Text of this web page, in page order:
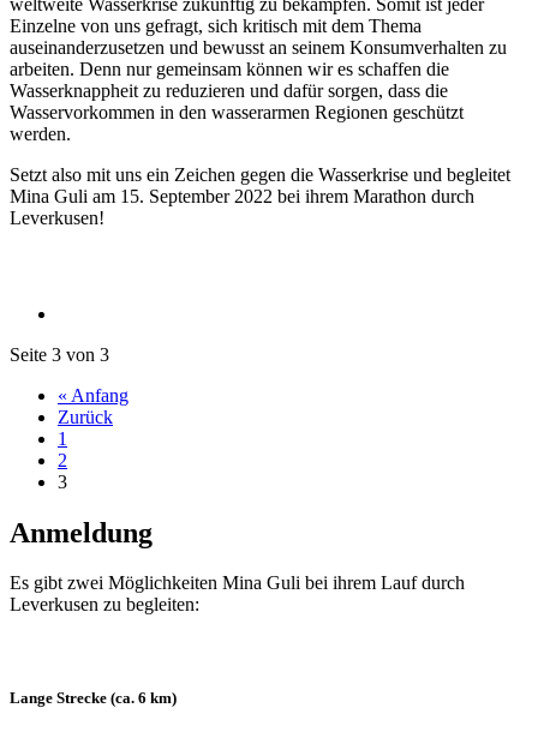
Einzelne von uns gefragt, sich kritisch mit dem Thema
auseinanderzusetzen und bewusst an seinem Konsumverhalten zu
arbeiten. Denn nur gemeinsam können wir es schaffen die
Wasserknappheit zu reduzieren und dafür sorgen, dass die
Wasservorkommen in den wasserarmen Regionen geschützt
werden.
Setzt also mit uns ein Zeichen gegen die Wasserkrise und begleitet
Mina Guli am 15. September 2022 bei ihrem Marathon durch
Leverkusen!
Seite 3 von 3
« Anfang
Zurück
1
2
3
Anmeldung
Es gibt zwei Möglichkeiten Mina Guli bei ihrem Lauf durch
Leverkusen zu begleiten:
Lange Strecke (ca. 6 km)